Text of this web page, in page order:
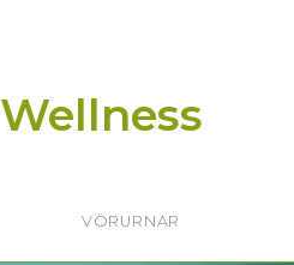
Wellness
VÖRURNAR